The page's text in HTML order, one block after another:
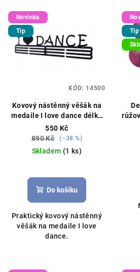
V
ý
p
d
Novinka
Tip
Kovový nástěnný věšák na
medaile I love dance délka
40cm černý
550 Kč
890 Kč
(–38 %)
Skladem (1 ks)
hodnocení
produktu
z
5
hvězdiček.
Do košíku
Praktický kovový nástěnný
věšák na medaile I love
dance.
KÓD: 14500
Tip